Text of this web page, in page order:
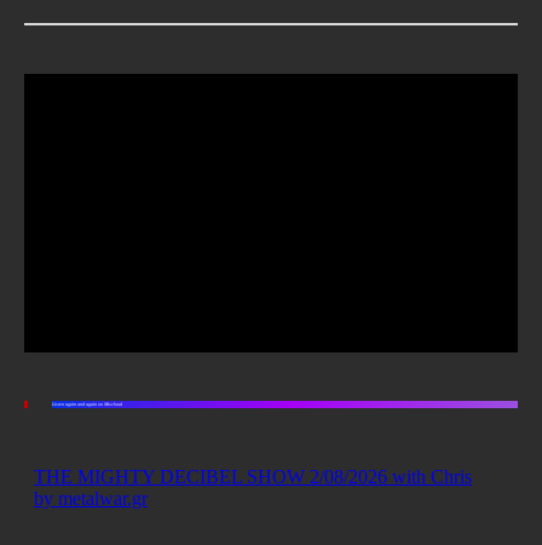
Listen again and again on Mixcloud